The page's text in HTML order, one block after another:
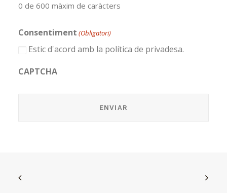
0 de 600 màxim de caràcters
Consentiment (Obligatori)
Estic d'acord amb la política de privadesa.
CAPTCHA